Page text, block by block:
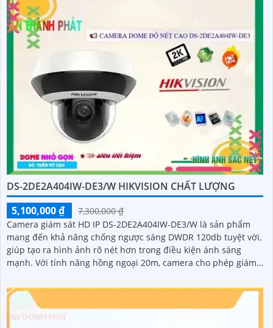
DS-2DE2A404IW-DE3/W HIKVISION CHẤT LƯỢNG
5,100,000 ₫
7,300,000 ₫
Camera giám sát HD IP DS-2DE2A404IW-DE3/W là sản phẩm
mang đến khả năng chống ngược sáng DWDR 120db tuyệt vời,
giúp tạo ra hình ảnh rõ nét hơn trong điều kiện ánh sáng
mạnh. Với tính năng hồng ngoại 20m, camera cho phép giám